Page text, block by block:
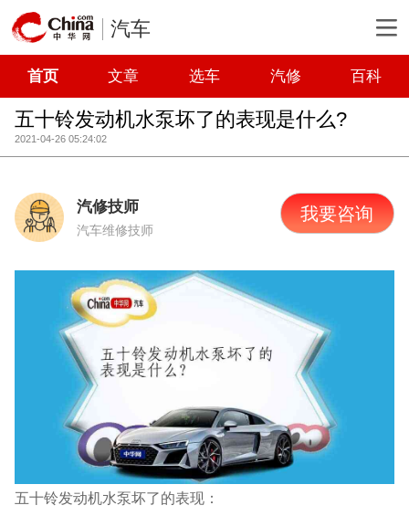
汽车
首页 文章 选车 汽修 百科
五十铃发动机水泵坏了的表现是什么?
2021-04-26 05:24:02
汽修技师
汽车维修技师
我要咨询
五十铃发动机水泵坏了的表现：